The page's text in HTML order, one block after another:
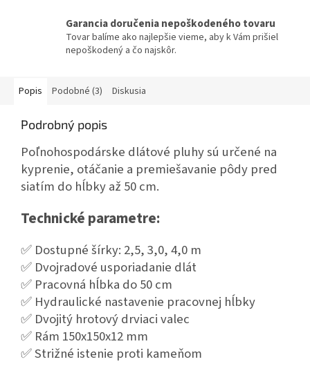
Garancia doručenia nepoškodeného tovaru
Tovar balíme ako najlepšie vieme, aby k Vám prišiel
nepoškodený a čo najskôr.
Popis Podobné (3) Diskusia
Podrobný popis
Poľnohospodárske dlátové pluhy sú určené na
kyprenie, otáčanie a premiešavanie pôdy pred
siatím do hĺbky až 50 cm.
Technické parametre:
✅ Dostupné šírky: 2,5, 3,0, 4,0 m
✅ Dvojradové usporiadanie dlát
✅ Pracovná hĺbka do 50 cm
✅ Hydraulické nastavenie pracovnej hĺbky
✅ Dvojitý hrotový drviaci valec
✅ Rám 150x150x12 mm
✅ Strižné istenie proti kameňom